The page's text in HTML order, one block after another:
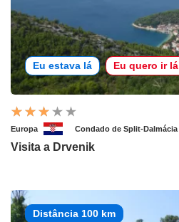
Eu estava lá Eu quero ir lá
Europa Condado de Split-Dalmácia
Visita a Drvenik
Distância 100 km